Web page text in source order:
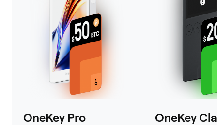
OneKey Pro OneKey